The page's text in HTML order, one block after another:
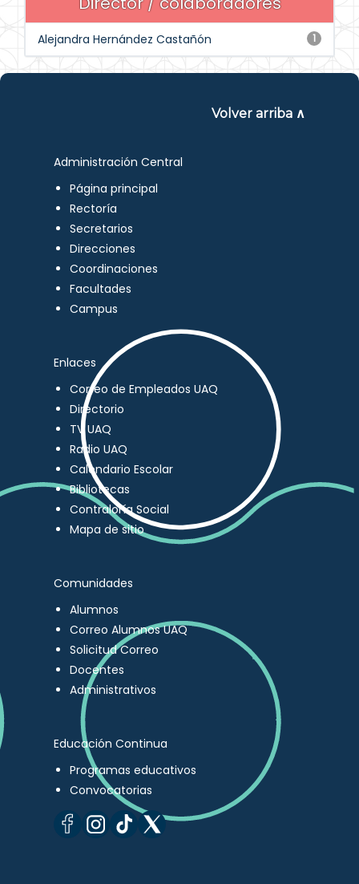
1
Alejandra Hernández Castañón
Volver arriba ∧
Administración Central
Página principal
Rectoría
Secretarios
Direcciones
Coordinaciones
Facultades
Campus
Enlaces
Correo de Empleados UAQ
Directorio
TV UAQ
Radio UAQ
Calendario Escolar
Bibliotecas
Contraloría Social
Mapa de sitio
Comunidades
Alumnos
Correo Alumnos UAQ
Solicitud Correo
Docentes
Administrativos
Educación Continua
Programas educativos
Convocatorias